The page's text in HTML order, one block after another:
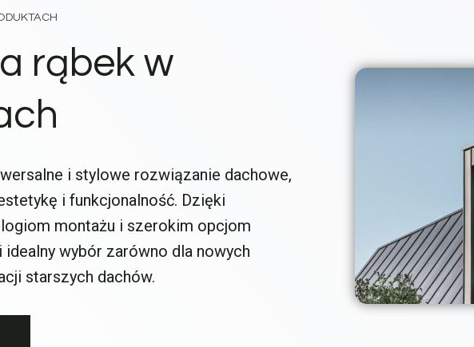
rąbek w
i stylowe rozwiązanie dachowe,
i funkcjonalność. Dzięki
montażu i szerokim opcjom
wybór zarówno dla nowych
starszych dachów.